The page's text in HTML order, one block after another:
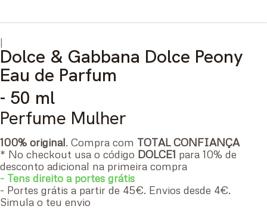
|
Dolce & Gabbana Dolce Peony
Eau de Parfum
- 50 ml
Perfume Mulher
100% original. Compra com TOTAL CONFIANÇA
* No checkout usa o código DOLCE1 para 10% de
desconto adicional na primeira compra
- Tens direito a portes grátis
- Portes grátis a partir de 45€. Envios desde 4€.
Simula o teu envio